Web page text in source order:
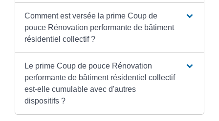
Comment est versée la prime Coup de
pouce Rénovation performante de bâtiment
résidentiel collectif ?
Le prime Coup de pouce Rénovation
performante de bâtiment résidentiel collectif
est-elle cumulable avec d'autres
dispositifs ?